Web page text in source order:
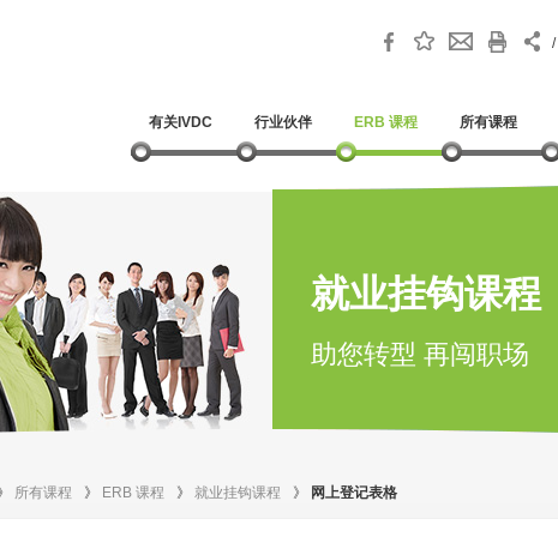
/
有关IVDC 行业伙伴 ERB 课程 所有课程
就业挂钩课程
助您转型 再闯职场
所有课程 》 ERB 课程 》 就业挂钩课程 》 网上登记表格